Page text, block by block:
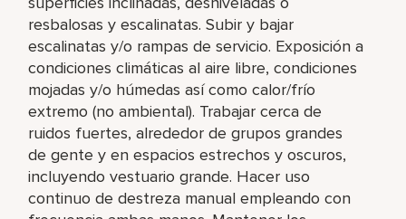
resbalosas y escalinatas. Subir y bajar
escalinatas y/o rampas de servicio. Exposición a
condiciones climáticas al aire libre, condiciones
mojadas y/o húmedas así como calor/frío
extremo (no ambiental). Trabajar cerca de
ruidos fuertes, alrededor de grupos grandes
de gente y en espacios estrechos y oscuros,
incluyendo vestuario grande. Hacer uso
continuo de destreza manual empleando con